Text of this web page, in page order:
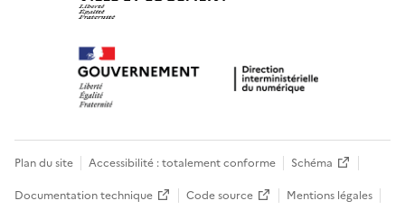
Plan du site Accessibilité : totalement conforme
Schéma
Documentation technique
Code source
Mentions légales